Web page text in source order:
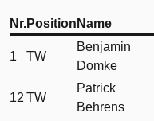
Nr.Position Name
1 TW
Benjamin
Domke
12 TW
Patrick
Behrens